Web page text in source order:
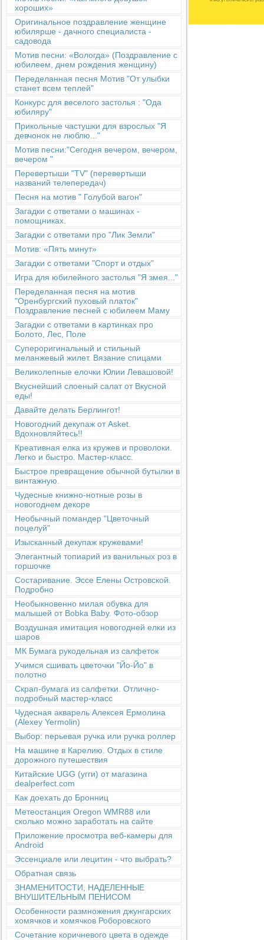
хороших»
Оригинальное поздравление женщине
юбилярше - дачного специалиста -
садовода
Мотив песни: «Вологда» (Поздравление с
юбилеем, днем рождения женщину)
Переделанная песня Мотив "От улыбки
станет всем теплей"
Конкурс для веселого застолья : "Ода
юбиляру"
Прикольные частушки для взрослых "Я
девчонок не люблю..."
Мотив песни:"Сегодня вечером, вечером,
вечером "
Перевертыши "TV" (перевертыши
названий телепередач)
Песня на мотив " Голубой вагон"
Загадки с ответами о машинах -
помощниках.
Загадки с ответами про "Лик Земли"
Мотив: «Пять минут»
Загадки с ответами "Спорт и отдых"
Игра для юбилейного застолья "Я змея..."
Переделанная песня на мотив
"Оренбургский пуховый платок"
Поздравление песней с юбилеем Маму
Загадки с ответами в картинках про
Болото, Лес, Поле
Супероригинальный и стильный
меланжевый жилет. Вязание спицами
Великолепные елочки Юлии Левашовой!
Вкуснейший слоеный салат от Вкусной
еды!
Давайте делать Берлингот!
Новогодний декупаж от Asket.
Вдохновляйтесь!!
Креативная елка из кружев и проволоки.
Легко и быстро. Мастер-класс.
Быстрое превращение обычной бутылки в
винтажную.
Чудесные книжно-нотные розы в
новогоднем декоре
Необычный помандер "Цветочный
поцелуй"
Изысканный декупаж кружевами!
Элегантный топиарий из ванильных роз в
горшочке
Состаривание. Эссе Елены Островской.
Подробно
Необыкновенно милая обувка для
малышей от Bobka Baby. Фото-обзор
Воздушная имитация новогодней елки из
шаров
МК Бумага рукодельная из салфеток
Учимся сшивать цветочки "Йо-Йо" в
полотно
Скрап-бумага из салфетки. Отлично-
подробный мастер-класс
Чудесная акварель Алексея Ермолина
(Alexey Yermolin)
Выбор: перьевая ручка или ручка роллер
На машине в Карелию. Отдых в стиле
дорожного путешествия
Китайские UGG (угги) от магазина
dealperfect.com
Как доехать до Бронниц
Метеостанция Oregon WMR88 или
сколько можно заработать на сайте
Приложение просмотра веб-камеры для
Android
Эссенциале или лецитин - что выбрать?
Обратная связь
ЗНАМЕНИТОСТИ, НАДЕЛЕННЫЕ
ВНУШИТЕЛЬНЫМ ПЕНИСОМ
Особенности размножения джунгарских
хомячков и хомячков Роборовского
Сочетание коричневого цвета в одежде